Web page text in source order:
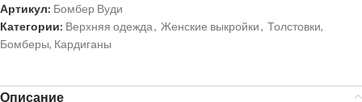
Артикул: Бомбер Вуди
Категории: Верхняя одежда, Женские выкройки, Толстовки,
Бомберы, Кардиганы
Описание